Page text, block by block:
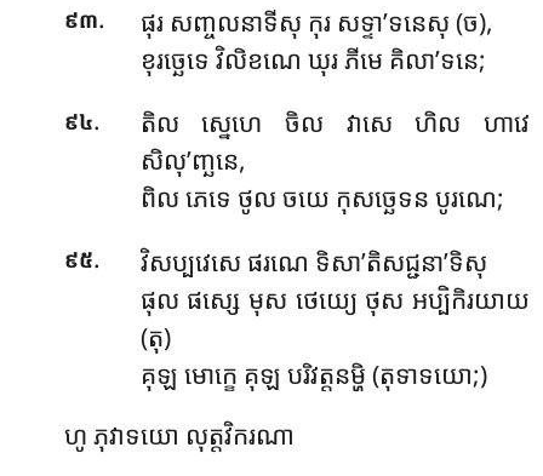
៩៣.
ផុរ សញ្ចលនាទីសុ កុរ សទ្ទា’ទនេសុ (ច),
ខុរច្ឆេទេ វិលិខណេ ឃុរ ភីមេ គិលា’ទនេ;
៩៤.
តិល ស្នេហេ ចិល វាសេ ហិល ហាវេ
សិលុ’ញ្ឆនេ,
ពិល ភេទេ ថូល ចយេ កុសច្ឆេទន បូរណេ;
៩៥.
វិសប្បវេសេ ផរណេ ទិសា’តិសជ្ជនា’ទិសុ
ផុល ផស្សេ មុស ថេយ្យេ ថុស អប្បិកិរយាយ
(តុ)
គុឡ មោក្ខេ គុឡ បរិវត្តនម្ហិ (តុទាទយោ;)
ហូភុវាទយោ លុត្តវិករណា